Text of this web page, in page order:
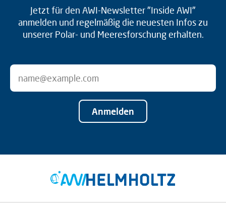
Jetzt für den AWI-Newsletter "Inside AWI"
anmelden und regelmäßig die neuesten Infos zu
unserer Polar- und Meeresforschung erhalten.
Anmelden